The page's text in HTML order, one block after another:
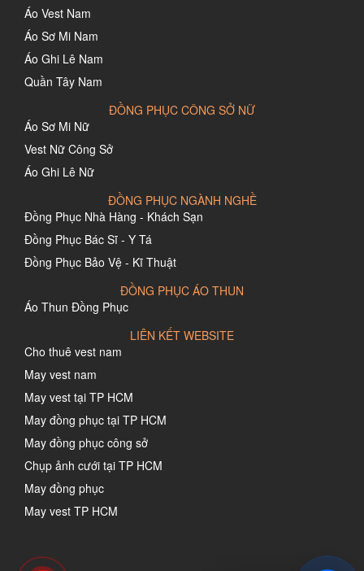
Áo Vest Nam
Áo Sơ Mi Nam
Áo Ghi Lê Nam
Quần Tây Nam
ĐỒNG PHỤC CÔNG SỞ NỮ
Áo Sơ Mi Nữ
Vest Nữ Công Sở
Áo Ghi Lê Nữ
ĐỒNG PHỤC NGÀNH NGHỀ
Đồng Phục Nhà Hàng - Khách Sạn
Đồng Phục Bác Sĩ - Y Tá
Đồng Phục Bảo Vệ - Kĩ Thuật
ĐỒNG PHỤC ÁO THUN
Áo Thun Đồng Phục
LIÊN KẾT WEBSITE
Cho thuê vest nam
May vest nam
May vest tại TP HCM
May đồng phục tại TP HCM
May đồng phục công sở
Chụp ảnh cưới tại TP HCM
May đồng phục
May vest TP HCM